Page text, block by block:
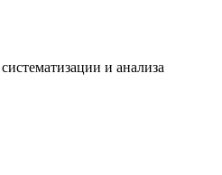
и анализа